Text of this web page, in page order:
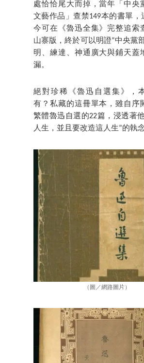
處恰恰尾大而掉，當年「中央
文藝作品」查禁149本的書單，
今可在《魯迅全集》完整追索
山寨版，終於可以明證“中央黨
明、練達、神通廣大與鋪天蓋
漏。
絕對珍稀《魯迅自選集》，
有？私藏的這冊單本，雖自序
繁體魯迅自選的22篇，浸透著
人生，並且要改造這人生”的執念
（圖／網路圖片）